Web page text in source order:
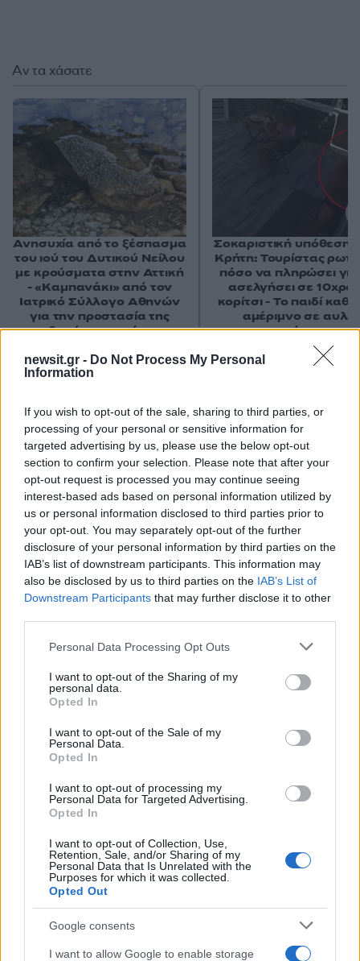
newsit.gr - Do Not Process My Personal
Information
If you wish to opt-out of the sale, sharing to third parties, or
processing of your personal or sensitive information for
targeted advertising by us, please use the below opt-out
section to confirm your selection. Please note that after your
opt-out request is processed you may continue seeing
interest-based ads based on personal information utilized by
us or personal information disclosed to third parties prior to
your opt-out. You may separately opt-out of the further
disclosure of your personal information by third parties on the
IAB’s list of downstream participants. This information may
also be disclosed by us to third parties on the IAB’s List of
Downstream Participants that may further disclose it to other
Please note that this website/app uses one or more Google
not limited to your visit or usage behaviour. You may click to
grant or deny consent to Google and its third-party tags to
use your data for below specified purposes in below Google
consent section.
Personal Data Processing Opt Outs
I want to opt-out of the Sharing of my
personal data.
Opted In
I want to opt-out of the Sale of my
Personal Data.
Opted In
I want to opt-out of processing my
Personal Data for Targeted Advertising.
Opted In
I want to opt-out of Collection, Use,
Retention, Sale, and/or Sharing of my
Personal Data that Is Unrelated with the
Purposes for which it was collected.
Opted Out
Google consents
I want to allow Google to enable storage
Σχολίασε εδώ
50 /50
2000 /2000
Υποβολή σχολίου
Όροι Χρήσης. Το site προστατεύεται από reCAPTCHA, ισχύουν
Πολιτική Απορρήτου
Αθλητικά
ΑΝΤΣΕΛΟΤΙ
ΕΘΝΙΚΗ ΒΡΑΖΙΛΙΑΣ
Share:
Ακολουθήστε το Νewsit.gr στοGoogle News
ενημερωθείτε πρώτοι για όλη την ειδησεογραφία και τα
τελευταία νέατης ημέρας
Αν τα χάσατε
Ανησυχία από το ξέσπασμα
του ιού του Δυτικού Νείλου
με κρούσματα στην Αττική
- «Καμπανάκι» από τον
Ιατρικό Σύλλογο Αθηνών
για την προστασία της
δημόσιας υγείας
Σοκαριστική υπόθεση
Κρήτη: Τουρίστας
πόσο να πληρώσει
ασελγήσει σε
κορίτσι - Το παιδί
αμέριμνο σε αυλή
επιχείρησης